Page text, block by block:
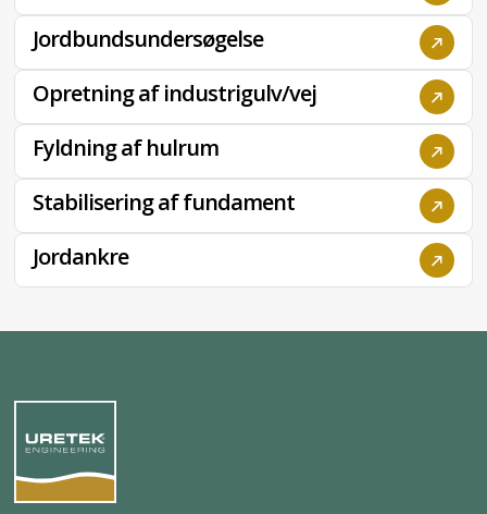
Jordbundsundersøgelse
Opretning af industrigulv/vej
Fyldning af hulrum
Stabilisering af fundament
Jordankre